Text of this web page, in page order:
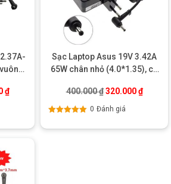
320.000 ₫.
₫Giá hiện tại là: 250.000 ₫.
Sạc Laptop Asus 19V 3.42A
65W chân nhỏ (4.0*1.35), củ
400.000₫ Giá gốc là:
320.000₫Giá
0 Đánh giá